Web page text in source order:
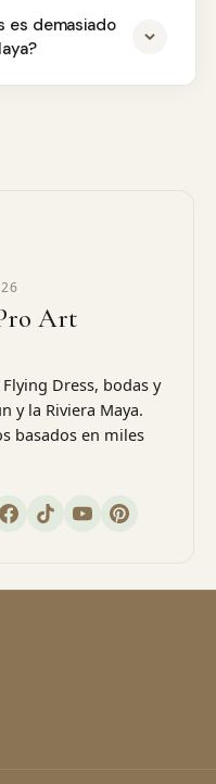
es demasiado
Art
Dress, bodas y
y la Riviera Maya.
basados en miles